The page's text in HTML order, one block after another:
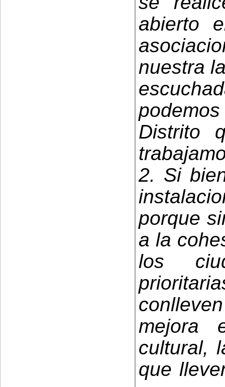
abierto
nuestra
Distrito
2. Si
porque
a la
los
mejora
cultural,
que